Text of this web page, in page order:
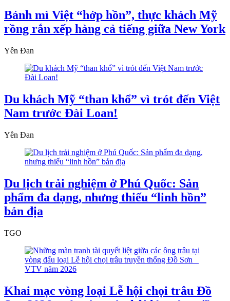
Bánh mì Việt “hớp hồn”, thực khách Mỹ
rồng rắn xếp hàng cả tiếng giữa New York
Yên Đan
Du khách Mỹ “than khổ” vì trót đến Việt
Nam trước Đài Loan!
Yên Đan
Du lịch trải nghiệm ở Phú Quốc: Sản
phẩm đa dạng, nhưng thiếu “linh hồn”
bản địa
TGO
Khai mạc vòng loại Lễ hội chọi trâu Đồ